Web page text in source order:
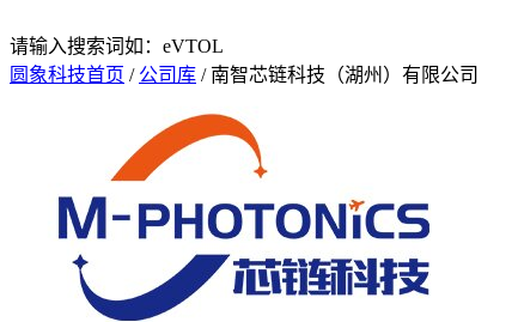
请输入搜索词如：eVTOL
圆象科技首页 / 公司库 / 南智芯链科技（湖州）有限公司